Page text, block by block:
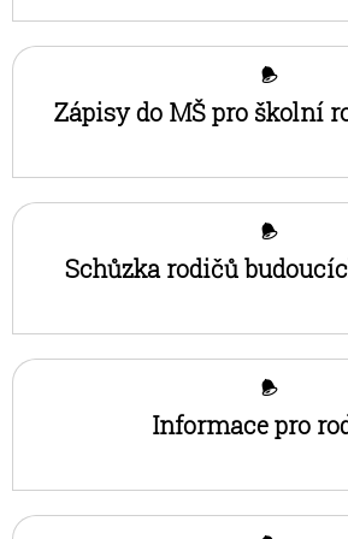
Zápisy do MŠ pro školní
Schůzka rodičů
Informace pro